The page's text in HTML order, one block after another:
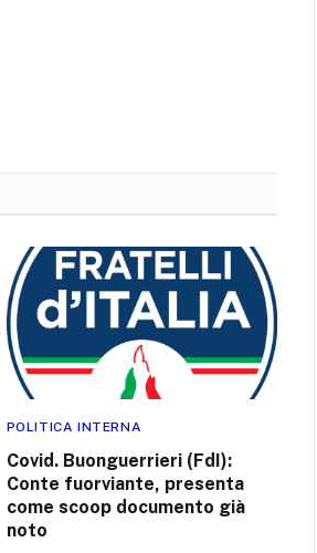
POLITICA INTERNA
Covid. Buonguerrieri (FdI):
Conte fuorviante, presenta
come scoop documento già
noto